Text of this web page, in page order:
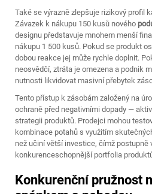
Také se výrazně zlepšuje rizikový profil
Závazek k nákupu 150 kusů nového
designu představuje mnohem menší
nákupu 1 500 kusů. Pokud se produkt
dobou reakce jej může rychle doplnit.
neosvědčí, ztráta je omezena a podnik
nutnosti likvidovat masivní přebytek
Tento přístup k zásobám založený na
ochraně před negativními dopady —
strategii produktů. Prodejci mohou
kombinace potahů s využitím
než učiní větší investice, čímž postupně
konkurenceschopnější portfolia
Konkurenční pružnost